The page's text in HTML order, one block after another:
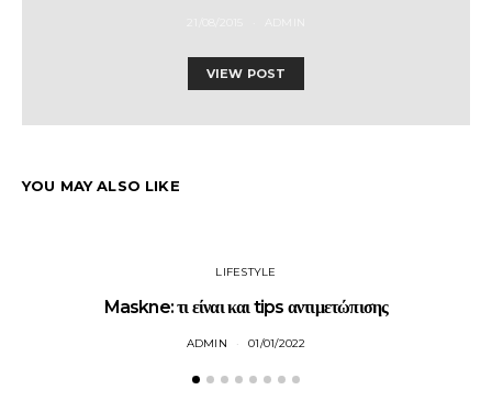
VIEW POST
YOU MAY ALSO LIKE
LIFESTYLE
Maskne: τι είναι και tips αντιμετώπισης
ADMIN 01/01/2022